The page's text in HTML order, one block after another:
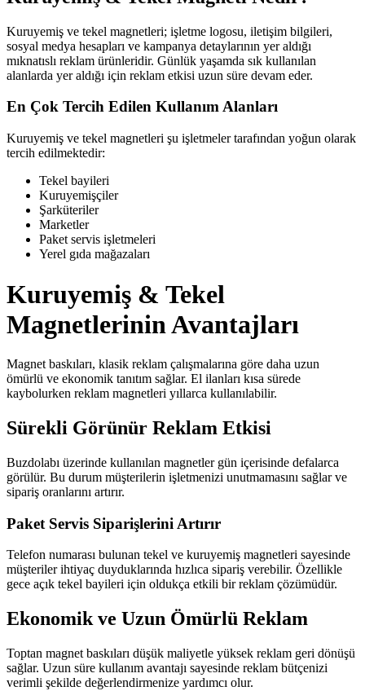
Kuruyemiş ve tekel magnetleri; işletme logosu, iletişim bilgileri,
sosyal medya hesapları ve kampanya detaylarının yer aldığı
mıknatıslı reklam ürünleridir. Günlük yaşamda sık kullanılan
alanlarda yer aldığı için reklam etkisi uzun süre devam eder.
En Çok Tercih Edilen Kullanım Alanları
Kuruyemiş ve tekel magnetleri şu işletmeler tarafından yoğun olarak
tercih edilmektedir:
Tekel bayileri
Kuruyemişçiler
Şarküteriler
Marketler
Paket servis işletmeleri
Yerel gıda mağazaları
Kuruyemiş & Tekel
Magnetlerinin Avantajları
Magnet baskıları, klasik reklam çalışmalarına göre daha uzun
ömürlü ve ekonomik tanıtım sağlar. El ilanları kısa sürede
kaybolurken reklam magnetleri yıllarca kullanılabilir.
Sürekli Görünür Reklam Etkisi
Buzdolabı üzerinde kullanılan magnetler gün içerisinde defalarca
görülür. Bu durum müşterilerin işletmenizi unutmamasını sağlar ve
sipariş oranlarını artırır.
Paket Servis Siparişlerini Artırır
Telefon numarası bulunan tekel ve kuruyemiş magnetleri sayesinde
müşteriler ihtiyaç duyduklarında hızlıca sipariş verebilir. Özellikle
gece açık tekel bayileri için oldukça etkili bir reklam çözümüdür.
Ekonomik ve Uzun Ömürlü Reklam
Toptan magnet baskıları düşük maliyetle yüksek reklam geri dönüşü
sağlar. Uzun süre kullanım avantajı sayesinde reklam bütçenizi
verimli şekilde değerlendirmenize yardımcı olur.